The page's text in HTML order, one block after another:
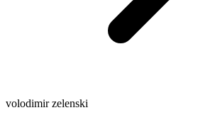
volodimir zelenski